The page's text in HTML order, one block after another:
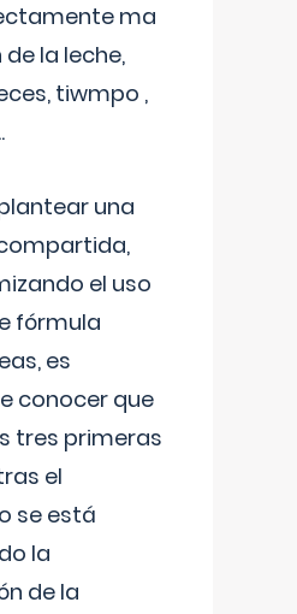
ma
la leche,
tiwmpo ,
una
el uso
fórmula
es
conocer que
tres primeras
el
se está
la
de la